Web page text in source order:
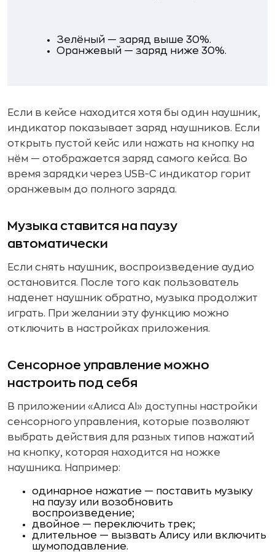
Зелёный — заряд выше 30%.
Оранжевый — заряд ниже 30%.
Если в кейсе находится хотя бы один наушник,
индикатор показывает заряд наушников. Если
открыть пустой кейс или нажать на кнопку на
нём — отображается заряд самого кейса. Во
время зарядки через USB-C индикатор горит
оранжевым до полного заряда.
Музыка ставится на паузу
автоматически
Если снять наушник, воспроизведение аудио
остановится. После того как пользователь
наденет наушник обратно, музыка продолжит
играть. При желании эту функцию можно
отключить в настройках приложения.
Сенсорное управление можно
настроить под себя
В приложении «Алиса AI» доступны настройки
сенсорного управления, которые позволяют
выбрать действия для разных типов нажатий
на кнопку, которая находится на ножке
наушника. Например:
одинарное нажатие — поставить музыку
на паузу или возобновить
воспроизведение;
двойное — переключить трек;
длительное — вызвать Алису или включить
шумоподавление.